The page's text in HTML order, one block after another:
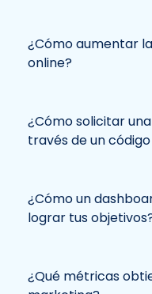
¿Cómo aumentar
online?
¿Cómo solicitar
través de un código
¿Cómo un
lograr tus
¿Qué métricas